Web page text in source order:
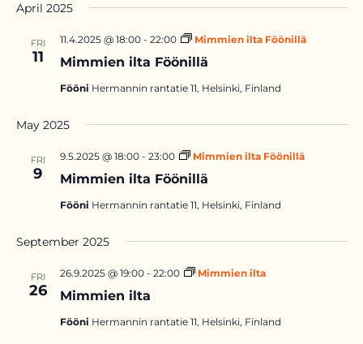
April 2025
FRI
11 Mimmien ilta Föönillä
11.4.2025 @ 18:00- 22:00 Mimmien ilta Föönillä
Fööni Hermannin rantatie 11, Helsinki, Finland
May 2025
FRI
9 Mimmien ilta Föönillä
9.5.2025 @ 18:00- 23:00 Mimmien ilta Föönillä
Fööni Hermannin rantatie 11, Helsinki, Finland
September 2025
FRI
26 Mimmien ilta
26.9.2025 @ 19:00- 22:00 Mimmien ilta
Fööni Hermannin rantatie 11, Helsinki, Finland